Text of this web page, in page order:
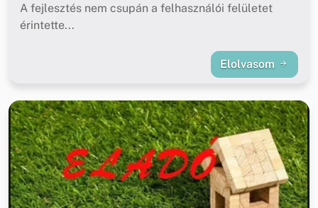
A fejlesztés nem csupán a felhasználói felületet
érintette...
Elolvasom